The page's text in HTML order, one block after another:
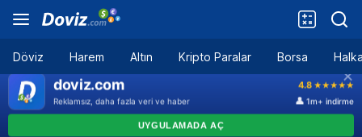
Döviz Harem Altın Kripto Paralar Borsa